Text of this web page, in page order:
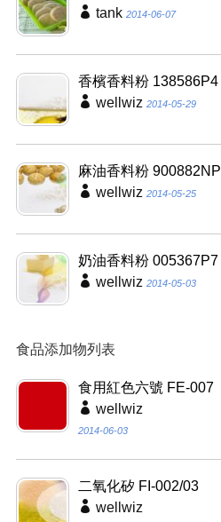
tank 2014-06-07
香檳香料粉 138586P4
wellwiz 2014-05-29
麻油香料粉 900882NP
wellwiz 2014-05-25
奶油香料粉 005367P7
wellwiz 2014-05-03
食品添加物列表
食用紅色六號 FE-007
wellwiz
2014-06-03
二氧化矽 FI-002/03
wellwiz